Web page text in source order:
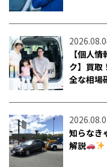
【個人
ク】買取
全な相場
知らなき
解説